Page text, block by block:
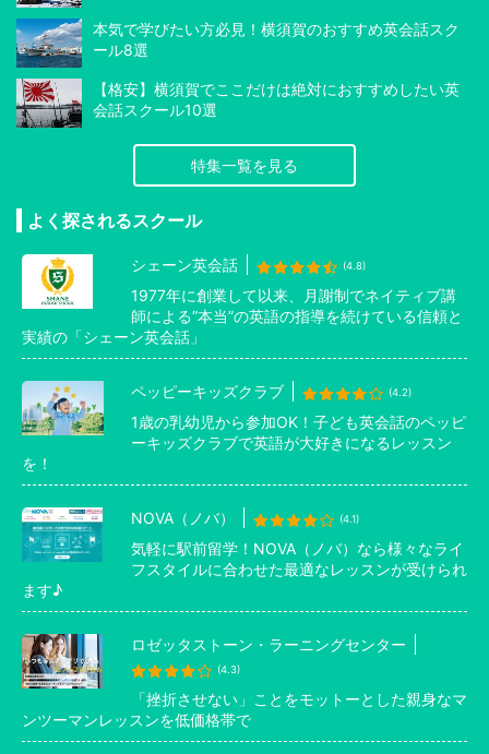
本気で学びたい方必見！横須賀のおすすめ英会話スク
ール8選
【格安】横須賀でここだけは絶対におすすめしたい英
会話スクール10選
特集一覧を見る
よく探されるスクール
シェーン英会話 (4.8)
1977年に創業して以来、月謝制でネイティブ講
師による”本当”の英語の指導を続けている信頼と
実績の「シェーン英会話」
ペッピーキッズクラブ (4.2)
1歳の乳幼児から参加OK！子ども英会話のペッピ
ーキッズクラブで英語が大好きになるレッスン
を！
NOVA（ノバ） (4.1)
気軽に駅前留学！NOVA（ノバ）なら様々なライ
フスタイルに合わせた最適なレッスンが受けられ
ます♪
ロゼッタストーン・ラーニングセンター
(4.3)
「挫折させない」ことをモットーとした親身なマ
ンツーマンレッスンを低価格帯で